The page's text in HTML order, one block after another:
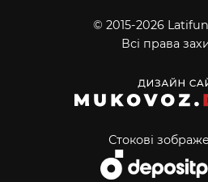
© 2015-2026
Всі права
Стокові